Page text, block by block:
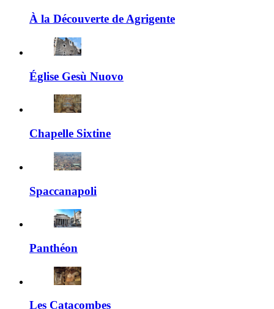
À la Découverte de Agrigente
Église Gesù Nuovo
Chapelle Sixtine
Spaccanapoli
Panthéon
Les Catacombes